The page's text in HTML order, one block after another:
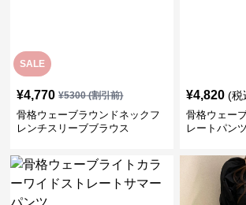
SALE
¥4,770 ¥5300(割引前)
骨格ウェーブラウンドネックフ
レンチスリーブブラウス
¥4,820 (税
骨格ウェー
レートパンツ